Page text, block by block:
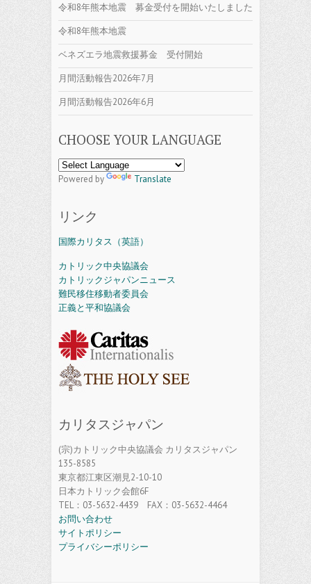
令和8年熊本地震 募金受付を開始いたしました
令和8年熊本地震
ベネズエラ地震救援募金 受付開始
月間活動報告2026年7月
月間活動報告2026年6月
CHOOSE YOUR LANGUAGE
Powered by Translate
リンク
国際カリタス（英語）
カトリック中央協議会
カトリックジャパンニュース
難民移住移動者委員会
正義と平和協議会
カリタスジャパン
(宗)カトリック中央協議会 カリタスジャパン
135-8585
東京都江東区潮見2-10-10
日本カトリック会館6F
TEL：03-5632-4439 FAX：03-5632-4464
お問い合わせ
サイトポリシー
プライバシーポリシー